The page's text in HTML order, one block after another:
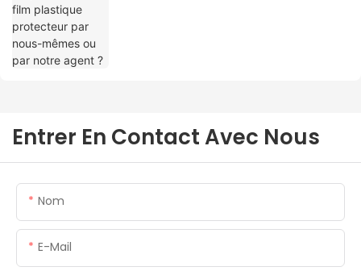
Entrer En Contact Avec Nous
Nom
E-Mail